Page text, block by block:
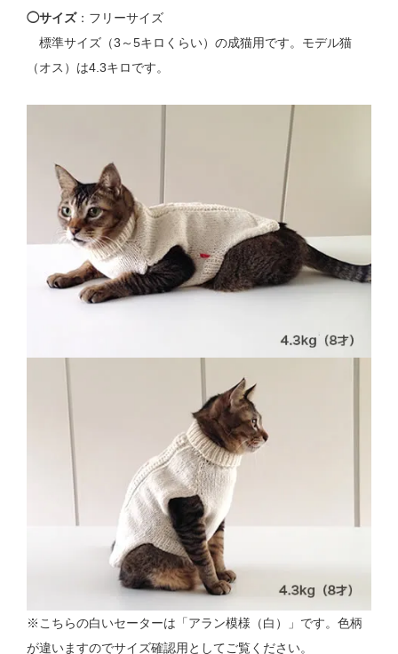
◯サイズ：フリーサイズ
標準サイズ（3～5キロくらい）の成猫用です。モデル猫
（オス）は4.3キロです。
※こちらの白いセーターは「アラン模様（白）」です。色柄
が違いますのでサイズ確認用としてご覧ください。